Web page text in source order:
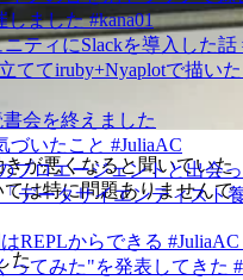
ました #kana01
ティにSlackを導入した話
ててiruby+Nyaplotで描い
書会を終えました
づいたこと #JuliaAC
プロエージェントと出会
データサイエンティス
REPLからできる #JuliaAC
ってみた"を発表してきた
が悪くなると聞いていた
は特に問題ありませんで
た